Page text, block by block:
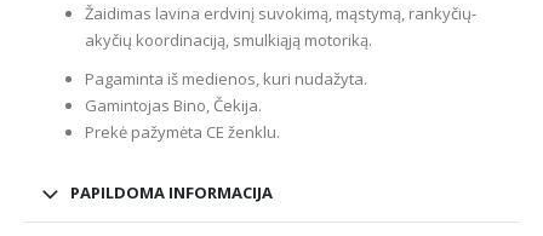
Žaidimas lavina erdvinį suvokimą, mąstymą, rankyčių-
akyčių koordinaciją, smulkiąją motoriką.
Pagaminta iš medienos, kuri nudažyta.
Gamintojas Bino, Čekija.
Prekė pažymėta CE ženklu.
PAPILDOMA INFORMACIJA